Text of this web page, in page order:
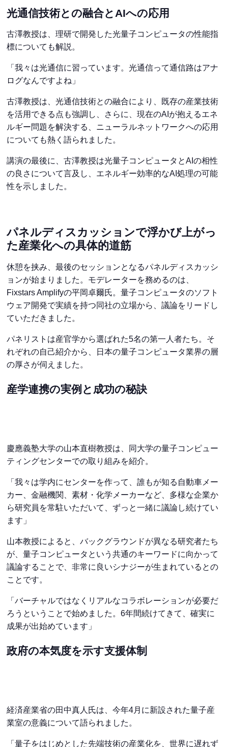
光通信技術との融合とAIへの応用
古澤教授は、理研で開発した光量子コンピュータの性能指
標についても解説。
「我々は光通信に習っています。光通信って通信路はアナ
ログなんですよね」
古澤教授は、光通信技術との融合により、既存の産業技術
を活用できる点も強調し、さらに、現在のAIが抱えるエネ
ルギー問題を解決する、ニューラルネットワークへの応用
についても熱く語られました。
講演の最後に、古澤教授は光量子コンピュータとAIの相性
の良さについて言及し、エネルギー効率的なAI処理の可能
性を示しました。
パネルディスカッションで浮かび上がっ
た産業化への具体的道筋
休憩を挟み、最後のセッションとなるパネルディスカッシ
ョンが始まりました。モデレーターを務めるのは、
Fixstars Amplifyの平岡卓爾氏。量子コンピュータのソフト
ウェア開発で実績を持つ同社の立場から、議論をリードし
ていただきました。
パネリストは産官学から選ばれた5名の第一人者たち。そ
れぞれの自己紹介から、日本の量子コンピュータ業界の層
の厚さが伺えました。
産学連携の実例と成功の秘訣
慶應義塾大学の山本直樹教授は、同大学の量子コンピュー
ティングセンターでの取り組みを紹介。
「我々は学内にセンターを作って、誰もが知る自動車メー
カー、金融機関、素材・化学メーカーなど、多様な企業か
ら研究員を常駐いただいて、ずっと一緒に議論し続けてい
ます」
山本教授によると、バックグラウンドが異なる研究者たち
が、量子コンピュータという共通のキーワードに向かって
議論することで、非常に良いシナジーが生まれているとの
ことです。
「バーチャルではなくリアルなコラボレーションが必要だ
ろうということで始めました。6年間続けてきて、確実に
成果が出始めています」
政府の本気度を示す支援体制
経済産業省の田中真人氏は、今年4月に新設された量子産
業室の意義について語られました。
「量子をはじめとした先端技術の産業化を、世界に遅れず